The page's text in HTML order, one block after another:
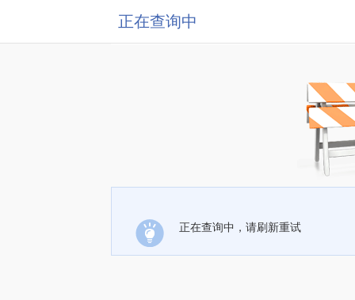
正在查询中
正在查询中，请刷新重试